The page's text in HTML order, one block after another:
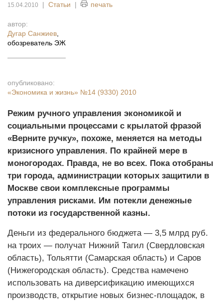
15.04.2010 | Статьи | печать
автор:
Дугар Санжиев
обозреватель ЭЖ
опубликовано:
«Экономика и жизнь» №14 (9330) 2010
Режим ручного управления экономикой и
социальными процессами с крылатой фразой
«Верните ручку», похоже, меняется на методы
кризисного управления. По крайней мере в
моногородах. Правда, не во всех. Пока отобраны
три города, администрации которых защитили в
Москве свои комплексные программы
управления рисками. Им потекли денежные
потоки из государственной казны.
Деньги из федерального бюджета — 3,5 млрд руб.
на троих — получат Нижний Тагил (Свердловская
область), Тольятти (Самарская область) и Саров
(Нижегородская область). Средства намечено
использовать на диверсификацию имеющихся
производств, открытие новых бизнес-площадок, в